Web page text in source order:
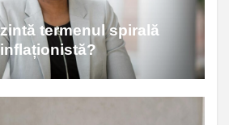
termenul spirală
inflaționistă?